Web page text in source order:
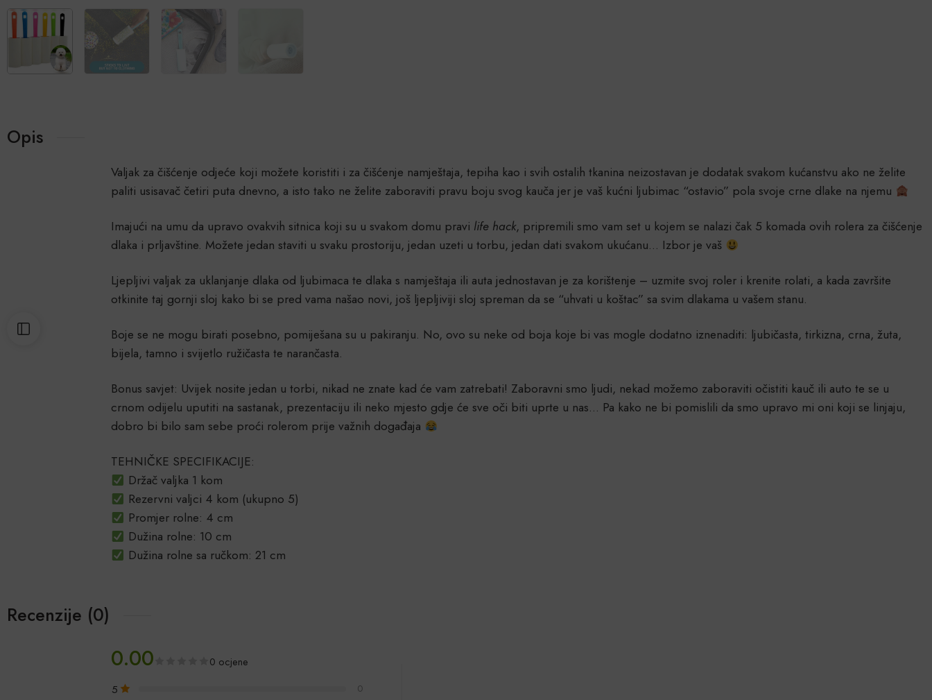
Opis
Valjak za čišćenje odjeće koji možete koristiti i za čišćenje namještaja, tepiha kao i svih ostalih tkanina neizostavan je dodatak svakom kućanstvu ako ne želite
paliti usisavač četiri puta dnevno, a isto tako ne želite zaboraviti pravu boju svog kauča jer je vaš kućni ljubimac “ostavio” pola svoje crne dlake na njemu
Imajući na umu da upravo ovakvih sitnica koji su u svakom domu pravi life hack, pripremili smo vam set u kojem se nalazi čak 5 komada ovih rolera za čišćenje
dlaka i prljavštine. Možete jedan staviti u svaku prostoriju, jedan uzeti u torbu, jedan dati svakom ukućanu… Izbor je vaš
Ljepljivi valjak za uklanjanje dlaka od ljubimaca te dlaka s namještaja ili auta jednostavan je za korištenje – uzmite svoj roler i krenite rolati, a kada završite
otkinite taj gornji sloj kako bi se pred vama našao novi, još ljepljiviji sloj spreman da se “uhvati u koštac” sa svim dlakama u vašem stanu.
Boje se ne mogu birati posebno, pomiješana su u pakiranju. No, ovo su neke od boja koje bi vas mogle dodatno iznenaditi: ljubičasta, tirkizna, crna, žuta,
bijela, tamno i svijetlo ružičasta te narančasta.
Bonus savjet: Uvijek nosite jedan u torbi, nikad ne znate kad će vam zatrebati! Zaboravni smo ljudi, nekad možemo zaboraviti očistiti kauč ili auto te se u
crnom odijelu uputiti na sastanak, prezentaciju ili neko mjesto gdje će sve oči biti uprte u nas… Pa kako ne bi pomislili da smo upravo mi oni koji se linjaju,
dobro bi bilo sam sebe proći rolerom prije važnih događaja
TEHNIČKE SPECIFIKACIJE:
Držač valjka 1 kom
Rezervni valjci 4 kom (ukupno 5)
Promjer rolne: 4 cm
Dužina rolne: 10 cm
Dužina rolne sa ručkom: 21 cm
Recenzije (0)
0.00 0 ocjene
5 0